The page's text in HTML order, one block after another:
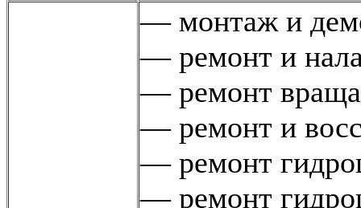
— монтаж и
— ремонт и
— ремонт
— ремонт и
— ремонт
— ремонт